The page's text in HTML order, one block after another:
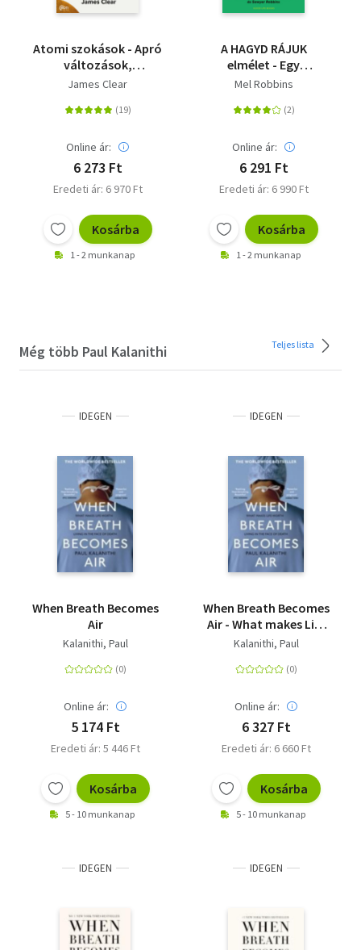
Atomi szokások - Apró
változások,
kiemelkedő
James Clear
Online ár:
6 273 Ft
Eredeti ár: 6 970 Ft
Kosárba
1 - 2 munkanap
A HAGYD RÁJUK
elmélet - Egy
sorsfordító eszköz,
változtatta meg
Mel Robbins
Online ár:
6 291 Ft
Eredeti ár: 6 990 Ft
Kosárba
1 - 2 munkanap
Még több Paul Kalanithi Teljes lista
IDEGEN
When Breath Becomes
Air
Kalanithi, Paul
Online ár:
5 174 Ft
Eredeti ár: 5 446 Ft
Kosárba
5 - 10 munkanap
IDEGEN
When Breath Becomes
Air - What makes Life
worth living in the
Kalanithi, Paul
Online ár:
6 327 Ft
Eredeti ár: 6 660 Ft
Kosárba
5 - 10 munkanap
IDEGEN IDEGEN